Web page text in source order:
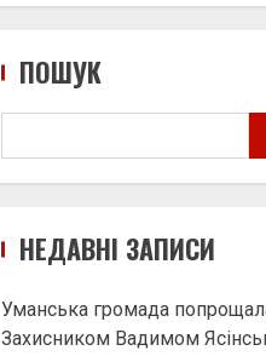
ПОШУК
НЕДАВНІ ЗАПИСИ
Уманська громада
Захисником Вадимом